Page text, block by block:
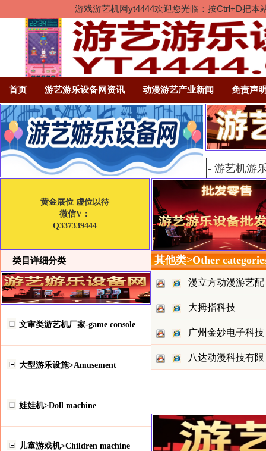
游戏游艺机网yt4444欢迎您光临：按Ctrl+D把
首页 游艺游乐设备网资讯 动漫游艺产业新闻 免责声
黄金展位 虚位以待
微信V：
Q337339444
类目详细分类
文审类游艺机厂家-game console
大型游乐设施>Amusement
娃娃机>Doll machine
儿童游戏机>Children machine
其他类>Other
漫立方动漫游艺配
大拇指科技
广州金妙电子科技
八达动漫科技有限